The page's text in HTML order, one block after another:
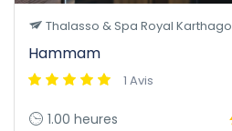
Thalasso & Spa Royal Karthago
Hammam
1 Avis
1.00 heures